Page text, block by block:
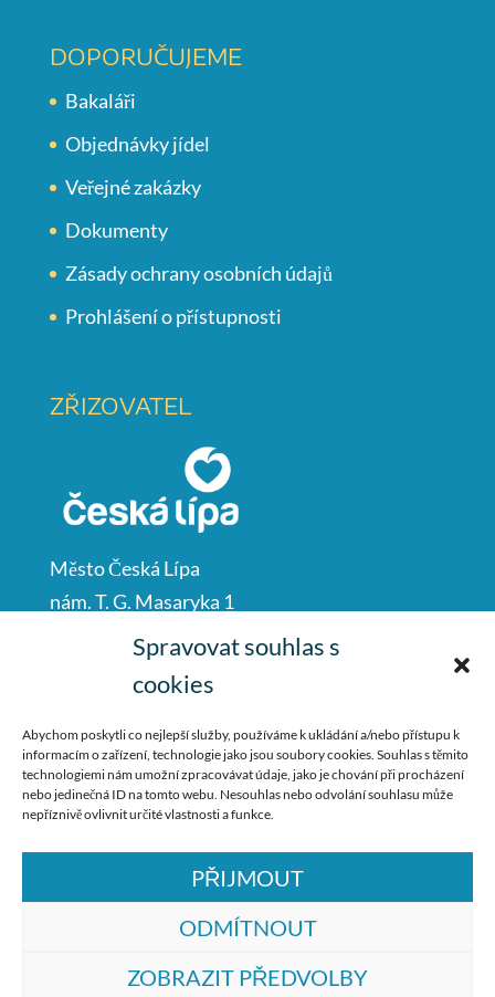
Spravovat souhlas s
cookies
Abychom poskytli co nejlepší služby, používáme k ukládání a/nebo přístupu k
informacím o zařízení, technologie jako jsou soubory cookies. Souhlas s těmito
technologiemi nám umožní zpracovávat údaje, jako je chování při procházení
nebo jedinečná ID na tomto webu. Nesouhlas nebo odvolání souhlasu může
nepříznivě ovlivnit určité vlastnosti a funkce.
PŘIJMOUT
ODMÍTNOUT
ZOBRAZIT PŘEDVOLBY
DOPORUČUJEME
Bakaláři
Objednávky jídel
Veřejné zakázky
Dokumenty
Zásady ochrany osobních údajů
Prohlášení o přístupnosti
ZŘIZOVATEL
Město Česká Lípa
nám. T. G. Masaryka 1
Česká Lípa
487 881 111
podatelna@mucl.cz